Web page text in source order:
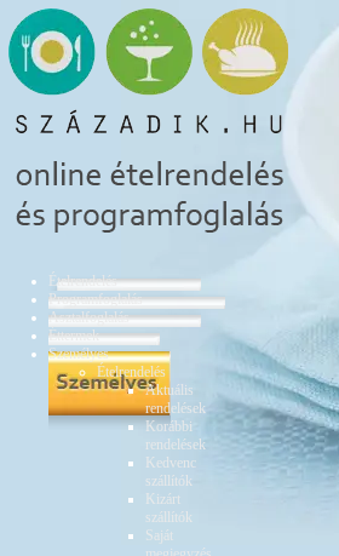
Ételrendelés
Programfoglalás
Asztalfoglalás
Éttermek
Személyes
Ételrendelés
Aktuális
rendelések
Korábbi
rendelések
Kedvenc
szállítók
Kizárt
szállítók
Saját